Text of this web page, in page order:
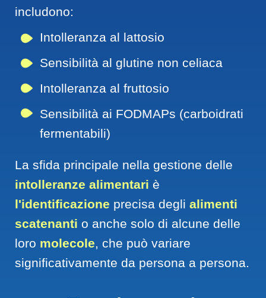
includono:
Intolleranza al lattosio
Sensibilità al glutine non celiaca
Intolleranza al fruttosio
Sensibilità ai FODMAPs (carboidrati
fermentabili)
intolleranze alimentari
l'identificazione precisa degli alimenti
scatenanti o anche solo di alcune delle
loro molecole, che può variare
significativamente da persona a persona.